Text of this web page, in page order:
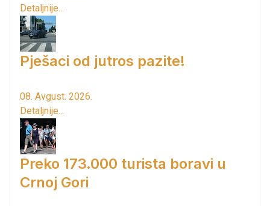
Detaljnije...
Pješaci od jutros pazite!
08. Avgust. 2026.
Detaljnije...
Preko 173.000 turista boravi u
Crnoj Gori